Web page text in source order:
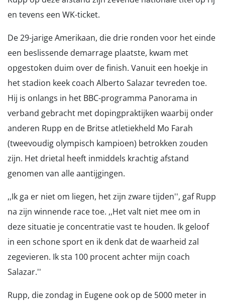
en tevens een WK-ticket.
De 29-jarige Amerikaan, die drie ronden voor het einde
een beslissende demarrage plaatste, kwam met
opgestoken duim over de finish. Vanuit een hoekje in
het stadion keek coach Alberto Salazar tevreden toe.
Hij is onlangs in het BBC-programma Panorama in
verband gebracht met dopingpraktijken waarbij onder
anderen Rupp en de Britse atletiekheld Mo Farah
(tweevoudig olympisch kampioen) betrokken zouden
zijn. Het drietal heeft inmiddels krachtig afstand
genomen van alle aantijgingen.
,,Ik ga er niet om liegen, het zijn zware tijden'', gaf Rupp
na zijn winnende race toe. ,,Het valt niet mee om in
deze situatie je concentratie vast te houden. Ik geloof
in een schone sport en ik denk dat de waarheid zal
zegevieren. Ik sta 100 procent achter mijn coach
Salazar.''
Rupp, die zondag in Eugene ook op de 5000 meter in